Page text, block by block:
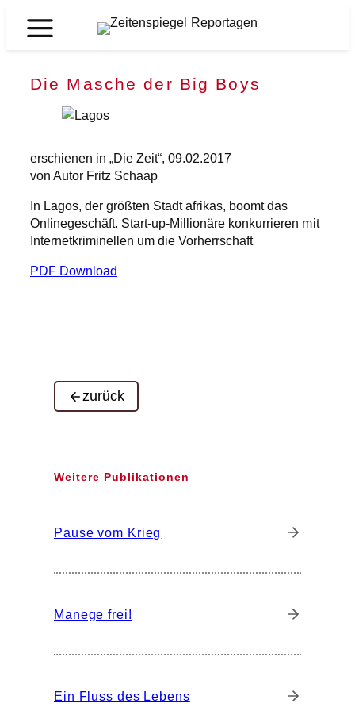
Inhalt
Zeitenspiegel
Die Masche der Big Boys
erschienen in „Die Zeit“, 09.02.2017
von Autor Fritz Schaap
In Lagos, der größten Stadt afrikas, boomt das
Onlinegeschäft. Start-up-Millionäre konkurrieren mit
Internetkriminellen um die Vorherrschaft
PDF Download
zurück
Weitere Publikationen
Pause vom Krieg
Manege frei!
Ein Fluss des Lebens